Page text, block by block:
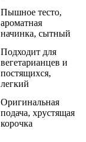
Пышное тесто,
ароматная
начинка, сытный
Подходит для
вегетарианцев и
постящихся,
легкий
Оригинальная
подача, хрустящая
корочка